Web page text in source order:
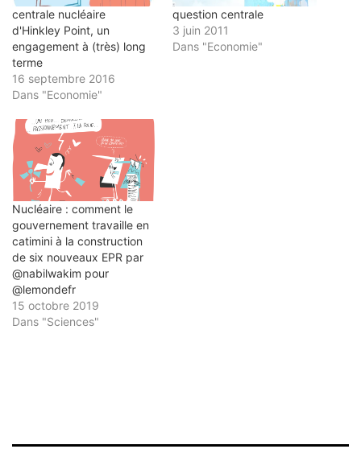
centrale nucléaire
d'Hinkley Point, un
engagement à (très) long
terme
16 septembre 2016
Dans "Economie"
question centrale
3 juin 2011
Dans "Economie"
Nucléaire : comment le
gouvernement travaille en
catimini à la construction
de six nouveaux EPR par
@nabilwakim pour
@lemondefr
15 octobre 2019
Dans "Sciences"